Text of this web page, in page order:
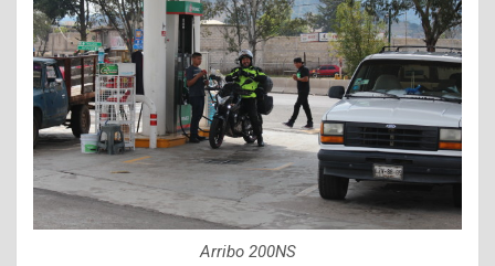
Arribo 200NS